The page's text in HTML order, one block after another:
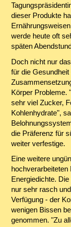
dieser Produkte
werde heute oft
späten
Doch nicht nur
für die
Körper Probleme.
sehr viel Zucker,
Kohlenhydrate",
die Präferenz für
weiter verfestige.
Eine weitere
hochverarbeiteten
Energiedichte.
nur sehr rasch
Verfügung - der
wenigen Bissen
genommen. "Zu